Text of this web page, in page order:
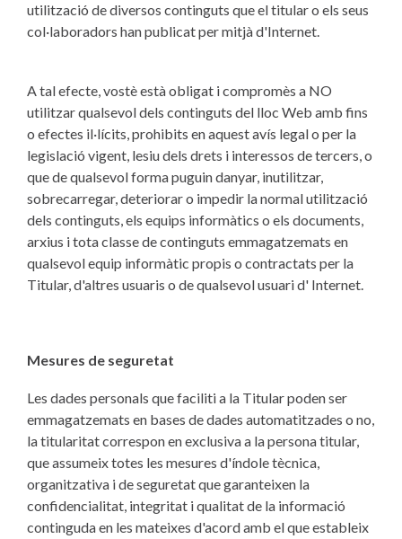
utilització de diversos continguts que el titular o els seus
col·laboradors han publicat per mitjà d'Internet.
A tal efecte, vostè està obligat i compromès a NO
utilitzar qualsevol dels continguts del lloc Web amb fins
o efectes il·lícits, prohibits en aquest avís legal o per la
legislació vigent, lesiu dels drets i interessos de tercers, o
que de qualsevol forma puguin danyar, inutilitzar,
sobrecarregar, deteriorar o impedir la normal utilització
dels continguts, els equips informàtics o els documents,
arxius i tota classe de continguts emmagatzemats en
qualsevol equip informàtic propis o contractats per la
Titular, d'altres usuaris o de qualsevol usuari d' Internet.
Mesures de seguretat
Les dades personals que faciliti a la Titular poden ser
emmagatzemats en bases de dades automatitzades o no,
la titularitat correspon en exclusiva a la persona titular,
que assumeix totes les mesures d'índole tècnica,
organitzativa i de seguretat que garanteixen la
confidencialitat, integritat i qualitat de la informació
continguda en les mateixes d'acord amb el que estableix